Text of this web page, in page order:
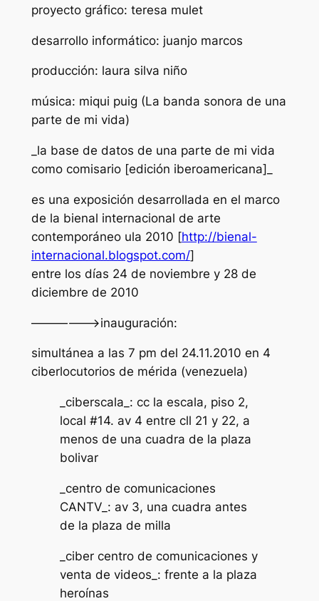
proyecto gráfico: teresa mulet
desarrollo informático: juanjo marcos
producción: laura silva niño
música: miqui puig (La banda sonora de una
parte de mi vida)
_la base de datos de una parte de mi vida
como comisario [edición iberoamericana]_
es una exposición desarrollada en el marco
de la bienal internacional de arte
contemporáneo ula 2010 [http://bienal-
internacional.blogspot.com/]
entre los días 24 de noviembre y 28 de
diciembre de 2010
——————>inauguración:
simultánea a las 7 pm del 24.11.2010 en 4
ciberlocutorios de mérida (venezuela)
_ciberscala_: cc la escala, piso 2,
local #14. av 4 entre cll 21 y 22, a
menos de una cuadra de la plaza
bolivar
_centro de comunicaciones
CANTV_: av 3, una cuadra antes
de la plaza de milla
_ciber centro de comunicaciones y
venta de videos_: frente a la plaza
heroínas